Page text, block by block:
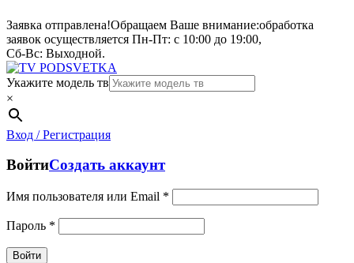
Заявка отправлена!Обращаем Ваше внимание:обработка
заявок осуществляется Пн-Пт: с 10:00 до 19:00,
Сб-Вс: Выходной.
Укажите модель тв
×
Вход / Регистрация
ВойтиСоздать аккаунт
Имя пользователя или Email *
Пароль *
Войти